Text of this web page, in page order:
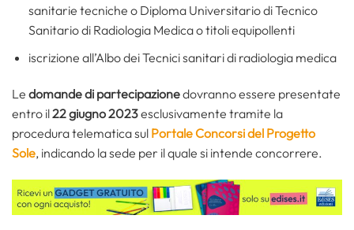
sanitarie tecniche o Diploma Universitario di Tecnico
Sanitario di Radiologia Medica o titoli equipollenti
iscrizione all’Albo dei Tecnici sanitari di radiologia medica
Le domande di partecipazionedovranno essere presentate
entro il22 giugno 2023esclusivamente tramite la
procedura telematica sul Portale Concorsi del Progetto
Sole, indicando la sede per il quale si intende concorrere.